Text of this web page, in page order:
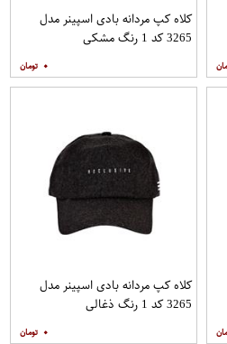
کلاه کپ مردانه بادی اسپینر مدل
3265 کد 1 رنگ مشکی
۰
کلاه کپ مردانه بادی اسپینر مدل
3265 کد 1 رنگ ذغالی
۰